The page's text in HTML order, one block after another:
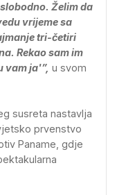
Želim da
vrijeme sa
tri-četiri
Rekao sam im
vam ja'”, u svom
susreta nastavlja
prvenstvo
Paname, gdje